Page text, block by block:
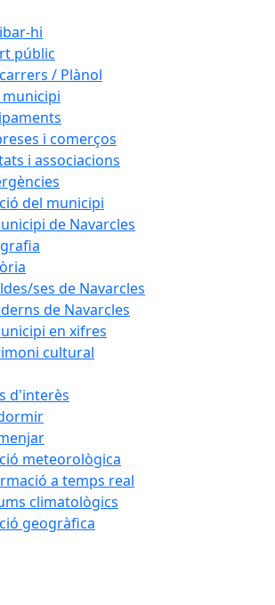
hi
públic
/ Plànol
municipi
i comerços
i associacions
del municipi
de Navarcles
ses de Navarcles
de Navarcles
en xifres
cultural
d'interès
meteorològica
a temps real
climatològics
geogràfica